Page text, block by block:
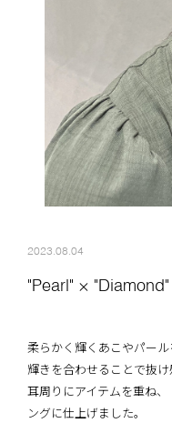
2023.08.04
"Pearl" × "Diamond"
柔らかく輝くあこやパー
輝きを合わせることで抜け
耳周りにアイテムを重ね
ングに仕上げました。